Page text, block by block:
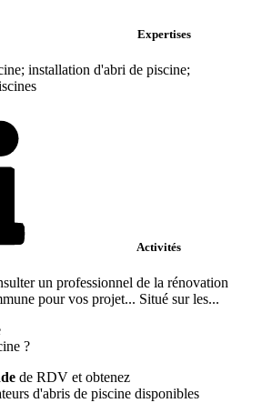
Expertises
installation d'abri de piscine;
Activités
un professionnel de la rénovation
pour vos projet... Situé sur les...
?
de RDV et obtenez
d'abris de piscine disponibles